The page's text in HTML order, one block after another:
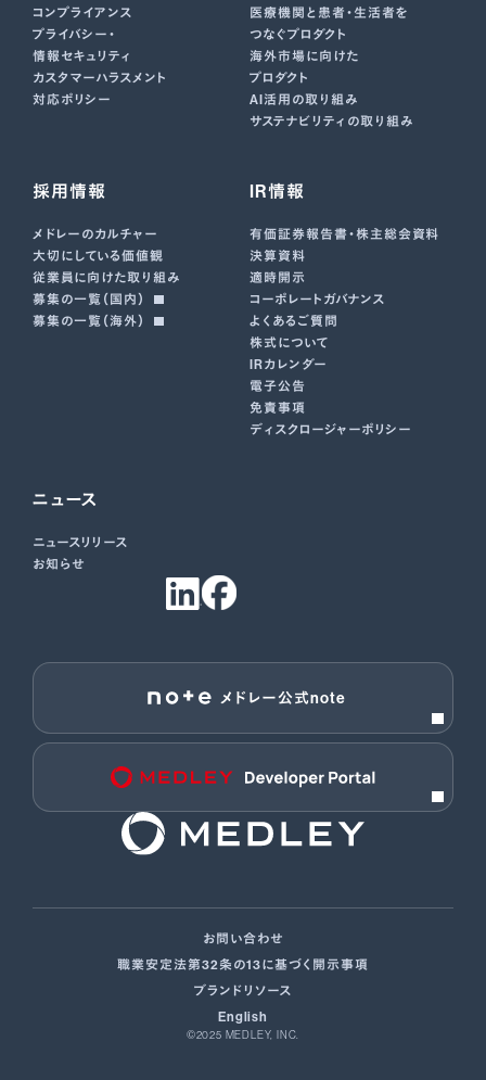
コンプライアンス
プライバシー・
情報セキュリティ
カスタマーハラスメント
対応ポリシー
医療機関と患者・生活者を
つなぐプロダクト
海外市場に向けた
プロダクト
AI活用の取り組み
サステナビリティの取り組み
採用情報
メドレーのカルチャー
大切にしている価値観
従業員に向けた取り組み
募集の一覧（国内）
募集の一覧（海外）
IR情報
有価証券報告書･株主総会資料
決算資料
適時開示
コーポレートガバナンス
よくあるご質問
株式について
IRカレンダー
電子公告
免責事項
ディスクロージャーポリシー
ニュース
ニュースリリース
お知らせ
メドレー公式note
©2025 MEDLEY, INC.
お問い合わせ
職業安定法第32条の13に基づく開示事項
ブランドリソース
English